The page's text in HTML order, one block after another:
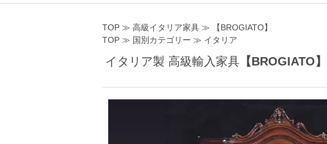
TOP ≫ 高級イタリア家具 ≫
【BROGIATO】
TOP ≫ 国別カテゴリー ≫ イタリア
イタリア製 高級輸入家具【BROGIATO】